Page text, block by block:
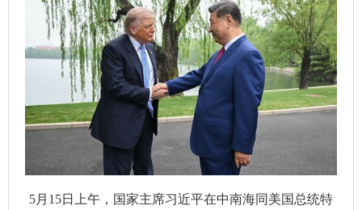
5月15日上午，国家主席习近平在中南海同美国总统特